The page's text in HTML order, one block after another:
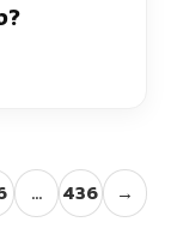
?
… 436 →